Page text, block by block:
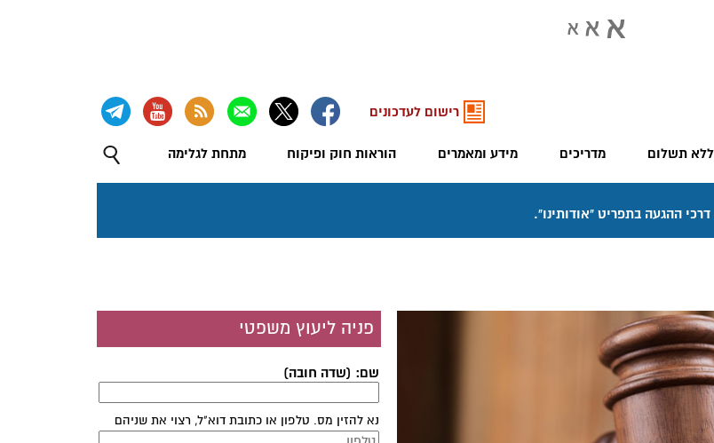
ללא תשלום מדריכים מידע ומאמרים הוראות חוק ופיקוח מתחת לגלימה
רישום לעדכונים
פניה ליעוץ משפטי
שם: (שדה חובה)
נא להזין מס. טלפון או כתובת דוא"ל, רצוי את שניהם